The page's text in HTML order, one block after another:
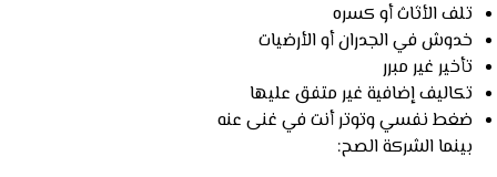
تلف الأثاث أو كسره
خدوش في الجدران أو الأرضيات
تأخير غير مبرر
تكاليف إضافية غير متفق عليها
ضغط نفسي وتوتر أنت في غنى عنه
بينما الشركة الصح: